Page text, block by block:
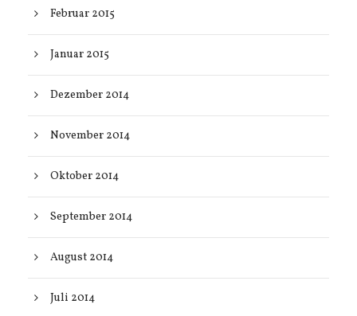
Februar 2015
Januar 2015
Dezember 2014
November 2014
Oktober 2014
September 2014
August 2014
Juli 2014